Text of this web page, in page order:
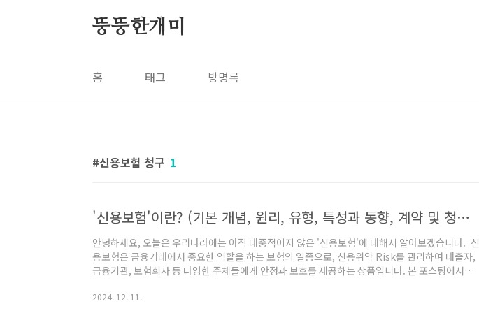
뚱뚱한개미
홈 태그 방명록
신용보험 청구 1
'신용보험'이란? (기본 개념, 원리, 유형, 특성과 동향, 계약 및 청구, 장단점)
안녕하세요, 오늘은 우리나라에는 아직 대중적이지 않은 '신용보험'에 대해서 알아보겠습니다. 신
용보험은 금융거래에서 중요한 역할을 하는 보험의 일종으로, 신용위약 Risk를 관리하여 대출자,
금융기관, 보험회사 등 다양한 주체들에게 안정과 보호를 제공하는 상품입니다. 본 포스팅에서는
니다. 1. 신용보험의 기본 개념 및 작동원리신용보험(Credit Insurance)은 보험회사가 금융기관
2024. 12. 11.